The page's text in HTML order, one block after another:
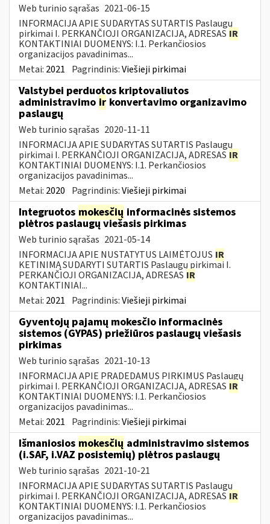
Web turinio sąrašas 2021-06-15
INFORMACIJA APIE SUDARYTAS SUTARTIS Paslaugų
pirkimai I. PERKANČIOJI ORGANIZACIJA, ADRESAS IR
KONTAKTINIAI DUOMENYS: I.1. Perkančiosios
organizacijos pavadinimas...
Metai: 2021 Pagrindinis:Viešieji pirkimai
Valstybei perduotos kriptovaliutos
administravimo ir konvertavimo organizavimo
paslaugų
Web turinio sąrašas 2020-11-11
INFORMACIJA APIE SUDARYTAS SUTARTIS Paslaugų
pirkimai I. PERKANČIOJI ORGANIZACIJA, ADRESAS IR
KONTAKTINIAI DUOMENYS: I.1. Perkančiosios
organizacijos pavadinimas...
Metai: 2020 Pagrindinis:Viešieji pirkimai
Integruotos mokesčių informacinės sistemos
plėtros paslaugų viešasis pirkimas
Web turinio sąrašas 2021-05-14
INFORMACIJA APIE NUSTATYTUS LAIMĖTOJUS IR
KETINIMĄ SUDARYTI SUTARTIS Paslaugų pirkimai I.
PERKANČIOJI ORGANIZACIJA, ADRESAS IR
KONTAKTINIAI...
Metai: 2021 Pagrindinis:Viešieji pirkimai
Gyventojų pajamų mokesčio informacinės
sistemos (GYPAS) priežiūros paslaugų viešasis
pirkimas
Web turinio sąrašas 2021-10-13
INFORMACIJA APIE PRADEDAMUS PIRKIMUS Paslaugų
pirkimai I. PERKANČIOJI ORGANIZACIJA, ADRESAS IR
KONTAKTINIAI DUOMENYS: I.1. Perkančiosios
organizacijos pavadinimas...
Metai: 2021 Pagrindinis:Viešieji pirkimai
Išmaniosios mokesčių administravimo sistemos
(i.SAF, i.VAZ posistemių) plėtros paslaugų
Web turinio sąrašas 2021-10-21
INFORMACIJA APIE SUDARYTAS SUTARTIS Paslaugų
pirkimai I. PERKANČIOJI ORGANIZACIJA, ADRESAS IR
KONTAKTINIAI DUOMENYS: I.1. Perkančiosios
organizacijos pavadinimas...